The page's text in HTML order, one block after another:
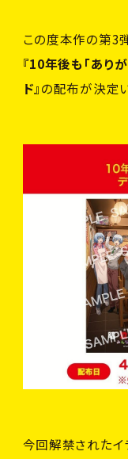
C
C
u-r
この度本作の第3
『10年後も「あり
ド』の配布が決定
今回解禁されたイ